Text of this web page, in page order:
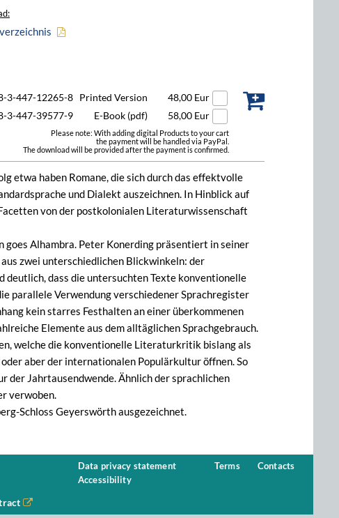
3-447-12265-8 Printed Version
48,00 Eur
3-447-39577-9
E-Book (pdf) 58,00 Eur
Please note: With adding digital Products to your cart
the payment will be handled via PayPal.
The download will be provided after the payment is confirmed.
etwa haben Romane, die sich durch das effektvolle
und Dialekt auszeichnen. In Hinblick auf
von der postkolonialen Literaturwissenschaft
goes Alhambra. Peter Konerding präsentiert in seiner
zwei unterschiedlichen Blickwinkeln: der
deutlich, dass die untersuchten Texte konventionelle
parallele Verwendung verschiedener Sprachregister
kein starres Festhalten an einer überkommenen
Elemente aus dem alltäglichen Sprachgebrauch.
welche die konventionelle Literaturkritik bislang als
aber der internationalen Populärkultur öffnen. So
der Jahrtausendwende. Ähnlich der sprachlichen
verwoben.
Schloss Geyerswörth ausgezeichnet.
Data privacy statement
Accessibility
Terms Contacts